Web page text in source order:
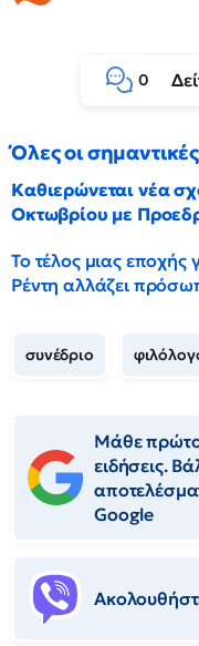
0
Όλες οι
Καθιερώνεται νέα
Οκτωβρίου με
Το τέλος μιας εποχής
Ρέντη αλλάζει
συνέδριο
Μάθε
ειδήσεις.
Google